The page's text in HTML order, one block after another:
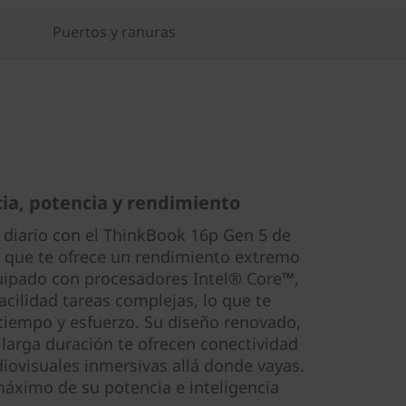
Puertos y ranuras
potencia y rendimiento
con el ThinkBook 16p Gen 5 de
te ofrece un rendimiento extremo
con procesadores Intel® Core™,
tareas complejas, lo que te
y esfuerzo. Su diseño renovado,
duración te ofrecen conectividad
inmersivas allá donde vayas.
de su potencia e inteligencia